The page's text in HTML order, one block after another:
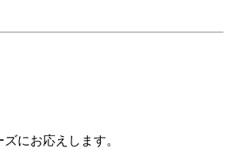
にお応えします。